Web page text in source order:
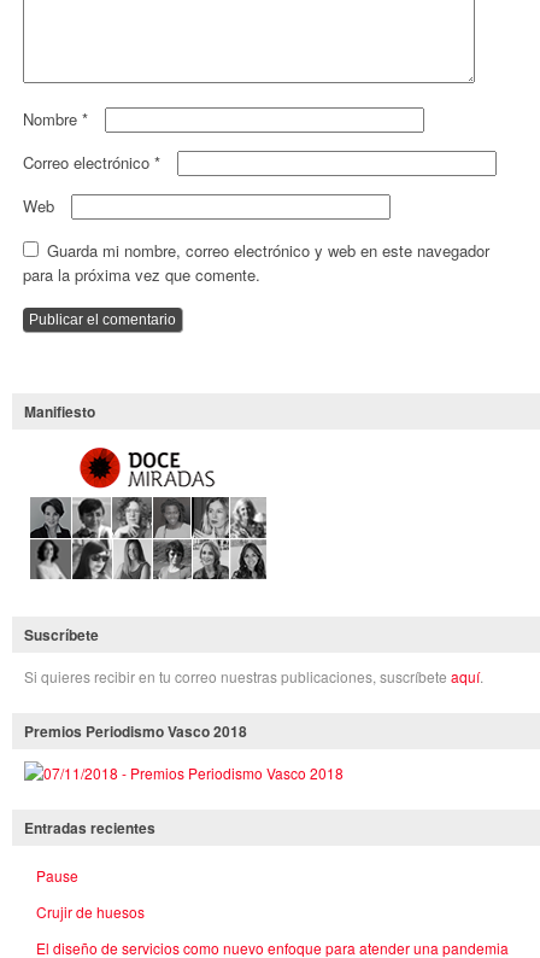
Nombre *
Correo electrónico *
Web
Guarda mi nombre, correo electrónico y web en este navegador
para la próxima vez que comente.
Manifiesto
Suscríbete
Si quieres recibir en tu correo nuestras publicaciones, suscríbete aquí.
Premios Periodismo Vasco 2018
Entradas recientes
Pause
Crujir de huesos
El diseño de servicios como nuevo enfoque para atender una pandemia